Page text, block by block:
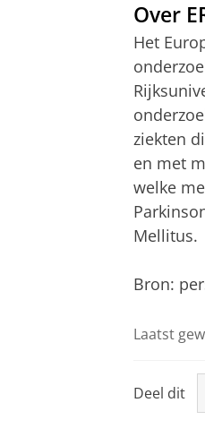
Over
Het
ziekten
en met
welke
Mellitus.
Bron:
Laatst
Deel dit